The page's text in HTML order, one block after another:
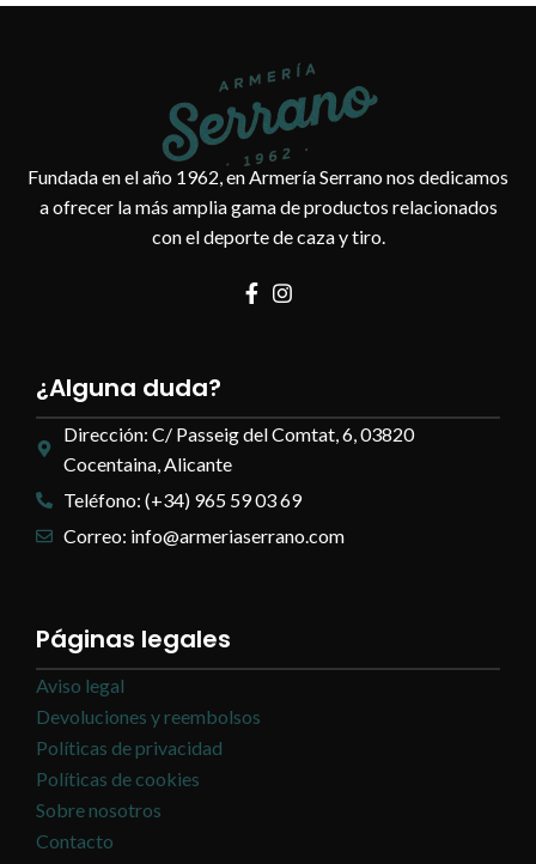
Fundada en el año 1962, en Armería Serrano nos dedicamos
a ofrecer la más amplia gama de productos relacionados
con el deporte de caza y tiro.
¿Alguna duda?
Dirección: C/ Passeig del Comtat, 6, 03820
Cocentaina, Alicante
Teléfono: (+34) 965 59 03 69
Correo: info@armeriaserrano.com
Páginas legales
Aviso legal
Devoluciones y reembolsos
Políticas de privacidad
Políticas de cookies
Sobre nosotros
Contacto